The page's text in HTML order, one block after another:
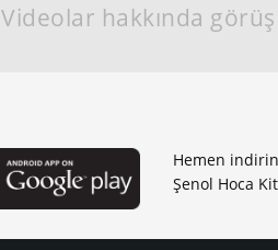
Videolar hakkında
Hemen
Şenol Hoca